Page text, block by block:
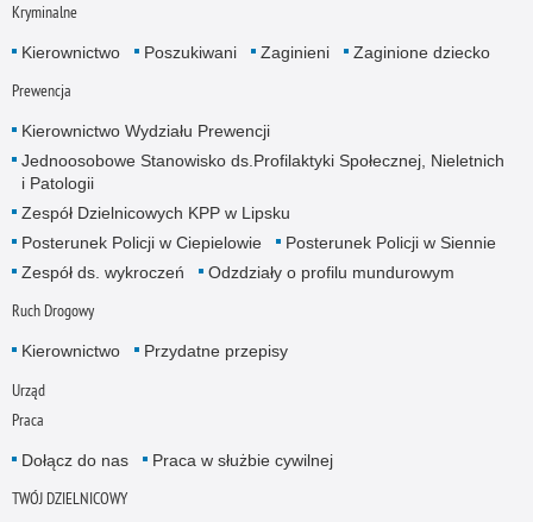
Kryminalne
Kierownictwo Poszukiwani Zaginieni Zaginione dziecko
Prewencja
Kierownictwo Wydziału Prewencji
Jednoosobowe Stanowisko ds.Profilaktyki Społecznej, Nieletnich
i Patologii
Zespół Dzielnicowych KPP w Lipsku
Posterunek Policji w Ciepielowie
Posterunek Policji w Siennie
Zespół ds. wykroczeń
Odzdziały o profilu mundurowym
Ruch Drogowy
Kierownictwo Przydatne przepisy
Urząd
Praca
Dołącz do nas Praca w służbie cywilnej
TWÓJ DZIELNICOWY